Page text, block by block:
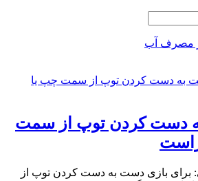
دست کردن توپ از سمت
برای بازی دست به دست کردن توپ از